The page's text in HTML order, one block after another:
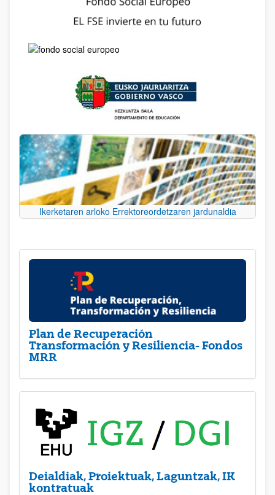
Ikerketaren arloko Errektoreordetzaren jardunaldia
Plan de Recuperación
Transformación y Resiliencia- Fondos
MRR
Deialdiak, Proiektuak, Laguntzak, IK
kontratuak